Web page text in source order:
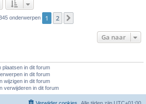
onderwerpen 1 2
Ga naar
plaatsen in dit forum
in dit forum
wijzigen in dit forum
verwijderen in dit forum